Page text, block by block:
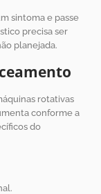
sintoma e passe
precisa ser
planejada.
rotativas
conforme a
do